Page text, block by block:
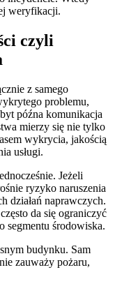
weryfikacji.
czyli
z samego
problemu,
późna komunikacja
mierzy się nie tylko
wykrycia, jakością
usługi.
Jeżeli
ryzyko naruszenia
działań naprawczych.
da się ograniczyć
segmentu środowiska.
budynku. Sam
zauważy pożaru,